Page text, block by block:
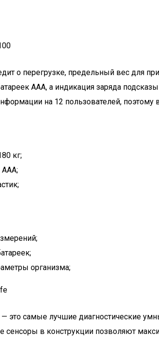
о перегрузке, предельный вес для
ААА, а индикация заряда
на 12 пользователей,
кг;
ААА;
организма;
это самые лучшие диагностические
сенсоры в конструкции позволяют